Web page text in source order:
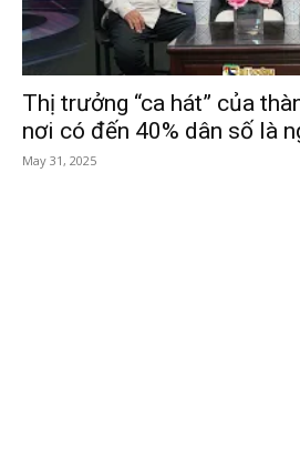
Thị trưởng “ca hát” của
nơi có đến 40% dân số là
May 31, 2025